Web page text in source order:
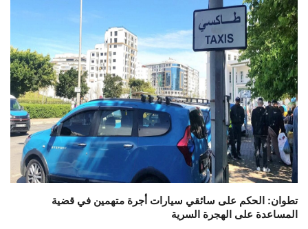
تطوان: الحكم على سائقي سيارات أجرة متهمين في قضية
المساعدة على الهجرة السرية